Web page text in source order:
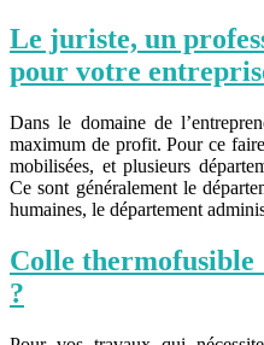
Le juriste, un
pour votre
Dans le domaine de
maximum de profit. Pour ce
mobilisées, et plusieurs
Ce sont généralement le
humaines, le département
Colle thermofusible
?